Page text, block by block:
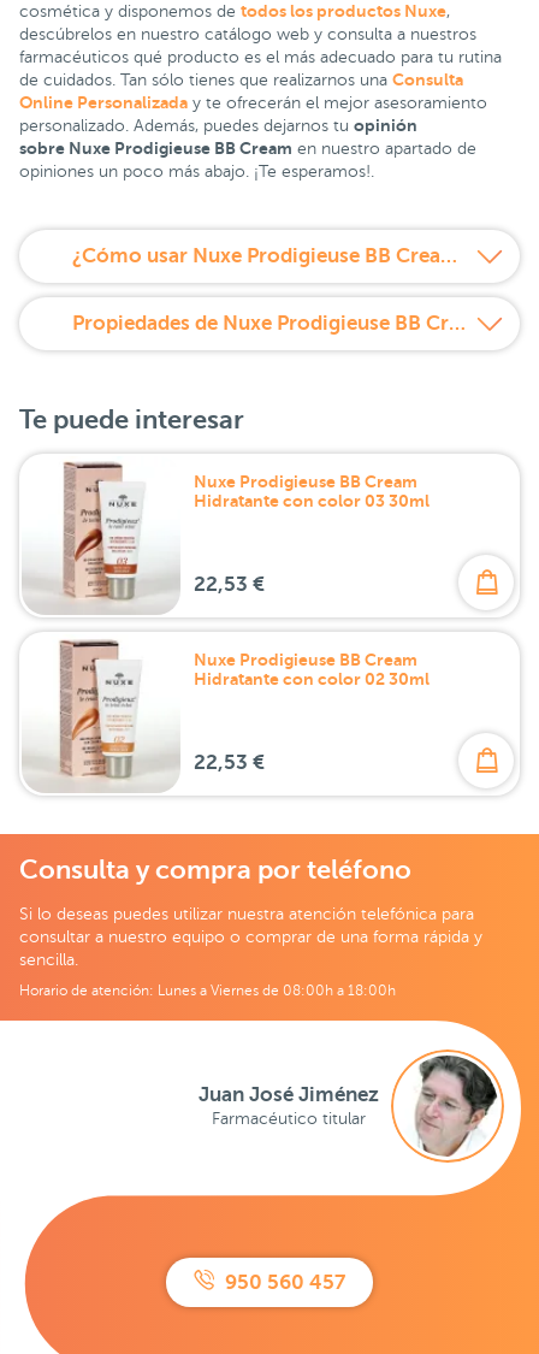
cosmética y disponemos de todos los productos Nuxe,
descúbrelos en nuestro catálogo web y consulta a nuestros
farmacéuticos qué producto es el más adecuado para tu rutina
de cuidados. Tan sólo tienes que realizarnos una Consulta
Online Personalizada y te ofrecerán el mejor asesoramiento
personalizado. Además, puedes dejarnos tu opinión
sobre Nuxe Prodigieuse BB Cream en nuestro apartado de
opiniones un poco más abajo. ¡Te esperamos!.
¿Cómo usar Nuxe Prodigieuse BB Cream Hidratante con color 01?
Propiedades de Nuxe Prodigieuse BB Cream Hidratante con color 01
Te puede interesar
Nuxe Prodigieuse BB Cream
Hidratante con color 03 30ml
22,53 €
Nuxe Prodigieuse BB Cream
Hidratante con color 02 30ml
22,53 €
Consulta y compra por teléfono
Si lo deseas puedes utilizar nuestra atención telefónica para
consultar a nuestro equipo o comprar de una forma rápida y
sencilla.
Horario de atención: Lunes a Viernes de 08:00h a 18:00h
950 560 457
Juan José Jiménez
Farmacéutico titular